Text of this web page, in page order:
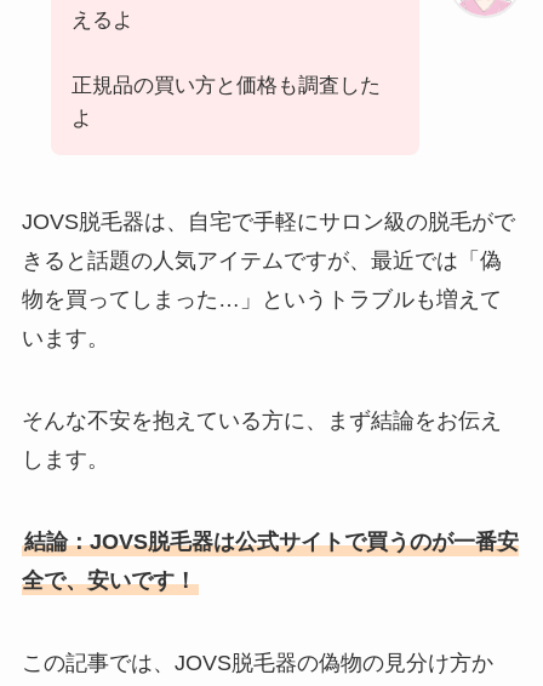
えるよ
正規品の買い方と価格も調査した
よ
JOVS脱毛器は、自宅で手軽にサロン級の脱毛がで
きると話題の人気アイテムですが、最近では「偽
物を買ってしまった…」というトラブルも増えて
います。
そんな不安を抱えている方に、まず結論をお伝え
します。
結論：JOVS脱毛器は公式サイトで買うのが一番安
全で、安いです！
この記事では、JOVS脱毛器の偽物の見分け方か